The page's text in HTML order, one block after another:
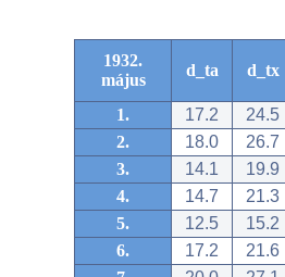
1932.
május
d_ta d_tx
1. 17.2
24.5
2.
18.0
26.7
3.
14.1
19.9
4.
14.7
21.3
5.
12.5
15.2
6.
17.2
21.6